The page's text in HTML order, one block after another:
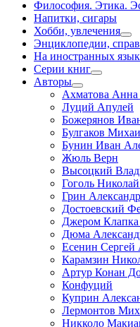
Философия. Этика.
Напитки, сигары
Хобби, увлечения
Энциклопедии,
На иностранных
Серии книг
Авторы
Ахматова Анна
Луций Апулей
Божерянов
Булгаков
Бунин Иван
Жюль Верн
Высоцкий
Гоголь
Грин
Достоевский
Джером
Дюма
Есенин Сергей
Карамзин
Артур Конан
Конфуций
Куприн
Лермонтов
Никколо